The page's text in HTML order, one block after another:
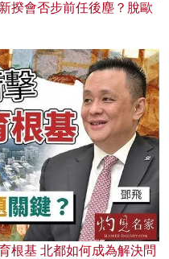
揆會否步前任後塵？脫歐
根基 北都如何成為解決問